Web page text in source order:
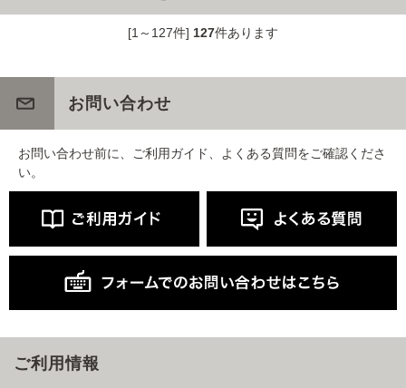
[1～127件] 127件あります
お問い合わせ
お問い合わせ前に、ご利用ガイド、よくある質問をご確認くださ
い。
ご利用情報